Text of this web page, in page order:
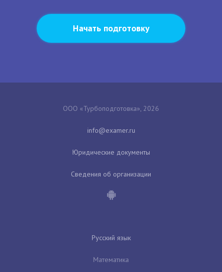
Начать подготовку
ООО «Турбоподготовка», 2026
Юридические документы
Сведения об организации
Русский язык
Математика